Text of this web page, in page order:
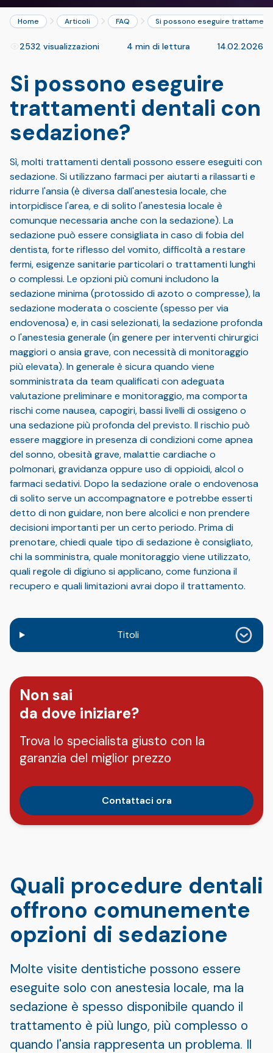
Home Articoli FAQ Si possono eseguire
2532 visualizzazioni 4 min di lettura 14.02.2026
Si possono eseguire
trattamenti dentali con
sedazione?
Sì, molti trattamenti dentali possono essere eseguiti con
sedazione. Si utilizzano farmaci per aiutarti a rilassarti e
ridurre l'ansia (è diversa dall'anestesia locale, che
intorpidisce l'area, e di solito l'anestesia locale è
comunque necessaria anche con la sedazione). La
sedazione può essere consigliata in caso di fobia del
dentista, forte riflesso del vomito, difficoltà a restare
fermi, esigenze sanitarie particolari o trattamenti lunghi
o complessi. Le opzioni più comuni includono la
sedazione minima (protossido di azoto o compresse), la
sedazione moderata o cosciente (spesso per via
endovenosa) e, in casi selezionati, la sedazione profonda
o l'anestesia generale (in genere per interventi chirurgici
maggiori o ansia grave, con necessità di monitoraggio
più elevata). In generale è sicura quando viene
somministrata da team qualificati con adeguata
valutazione preliminare e monitoraggio, ma comporta
rischi come nausea, capogiri, bassi livelli di ossigeno o
una sedazione più profonda del previsto. Il rischio può
essere maggiore in presenza di condizioni come apnea
del sonno, obesità grave, malattie cardiache o
polmonari, gravidanza oppure uso di oppioidi, alcol o
farmaci sedativi. Dopo la sedazione orale o endovenosa
di solito serve un accompagnatore e potrebbe esserti
detto di non guidare, non bere alcolici e non prendere
decisioni importanti per un certo periodo. Prima di
prenotare, chiedi quale tipo di sedazione è consigliato,
chi la somministra, quale monitoraggio viene utilizzato,
quali regole di digiuno si applicano, come funziona il
recupero e quali limitazioni avrai dopo il trattamento.
Titoli
Non sai
da dove iniziare?
Trova lo specialista giusto con la
garanzia del miglior prezzo
Contattaci ora
Quali procedure dentali
offrono comunemente
opzioni di sedazione
Molte visite dentistiche possono essere
eseguite solo con anestesia locale, ma la
sedazione è spesso disponibile quando il
trattamento è più lungo, più complesso o
quando l'ansia rappresenta un problema. Il